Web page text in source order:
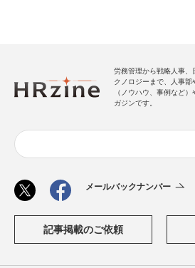
労務管理から戦略人事、
クノロジーまで、人事
（ノウハウ、事例など
ガジンです。
メールバックナンバー
記事掲載のご依頼